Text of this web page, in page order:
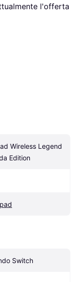
l'offerta
Wireless Legend
Edition
Switch